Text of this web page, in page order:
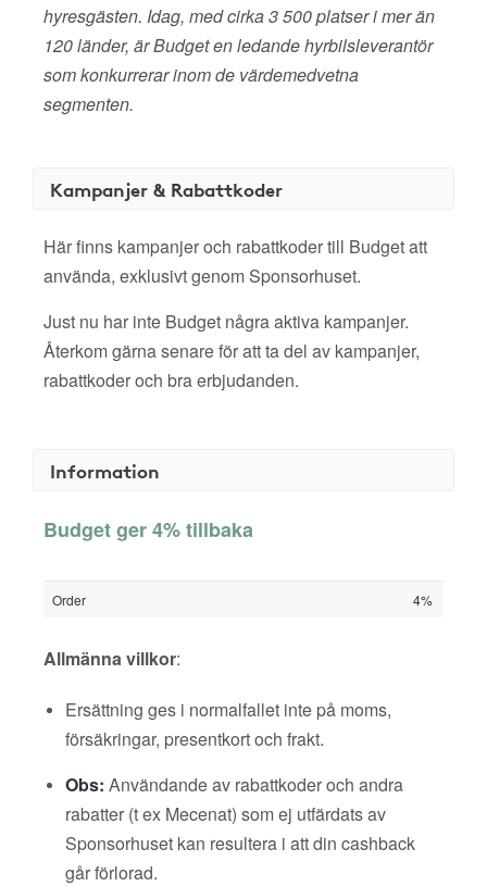
hyresgästen. Idag, med cirka 3 500 platser i mer än
120 länder, är Budget en ledande hyrbilsleverantör
som konkurrerar inom de värdemedvetna
segmenten.
Kampanjer & Rabattkoder
Här finns kampanjer och rabattkoder till Budget att
använda, exklusivt genom Sponsorhuset.
Just nu har inte Budget några aktiva kampanjer.
Återkom gärna senare för att ta del av kampanjer,
rabattkoder och bra erbjudanden.
Information
Budget ger 4% tillbaka
Order 4%
Allmänna villkor:
Ersättning ges i normalfallet inte på moms,
försäkringar, presentkort och frakt.
Obs: Användande av rabattkoder och andra
rabatter (t ex Mecenat) som ej utfärdats av
Sponsorhuset kan resultera i att din cashback
går förlorad.